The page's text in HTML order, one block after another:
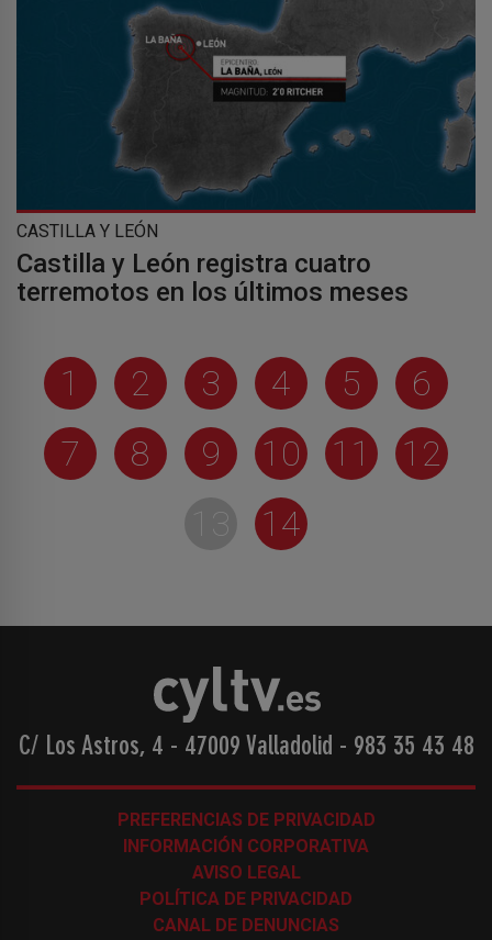
CASTILLA Y LEÓN
Castilla y León registra cuatro
terremotos en los últimos meses
1 2 3 4 5
6
7
8 9 10 11
12
13
14
C/ Los Astros, 4 - 47009 Valladolid - 983 35 43 48
PREFERENCIAS DE PRIVACIDAD
INFORMACIÓN CORPORATIVA
AVISO LEGAL
POLÍTICA DE PRIVACIDAD
CANAL DE DENUNCIAS